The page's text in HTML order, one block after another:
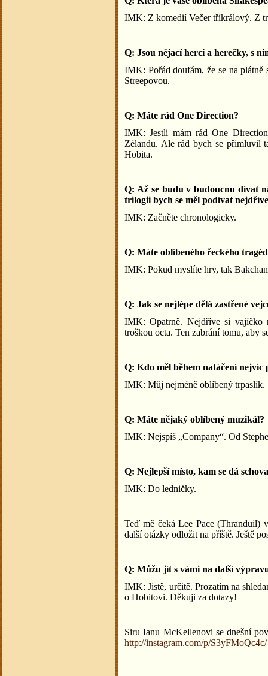
IMK: Z komedií Večer tříkrálový. Z
Q: Jsou nějací herci a herečky, s
IMK: Pořád doufám, že se na
Streepovou.
Q: Máte rád One Direction?
IMK: Jestli mám rád One
Zélandu. Ale rád bych se přimluvil
Hobita.
Q: Až se budu v budoucnu dívat
trilogii bych se měl podívat
IMK: Začněte chronologicky.
Q: Máte oblíbeného řeckého
IMK: Pokud myslíte hry, tak
Q: Jak se nejlépe dělá zastřené
IMK: Opatrně. Nejdříve si vajíčko
troškou octa. Ten zabrání tomu, aby
Q: Kdo měl během natáčení nejvíc
IMK: Můj nejméně oblíbený trpaslík.
Q: Máte nějaký oblíbený muzikál?
IMK: Nejspíš „Company“. Od
Q: Nejlepší místo, kam se dá
IMK: Do ledničky.
Teď mě čeká Lee Pace (Thranduil)
další otázky odložit na příště. Ještě
Q: Můžu jít s vámi na další
IMK: Jistě, určitě. Prozatím na
o Hobitovi. Děkuji za dotazy!
Siru Ianu McKellenovi se dnešní
http://instagram.com/p/S3yFMoQc4c/